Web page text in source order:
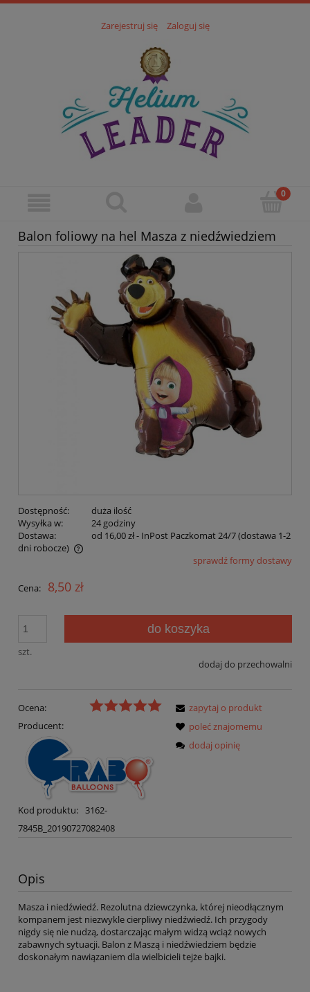
Zarejestruj się Zaloguj się
Balon foliowy na hel Masza z niedźwiedziem
Dostępność:
duża ilość
Wysyłka w:
24 godziny
Dostawa:
od 16,00 zł- InPost Paczkomat 24/7 (dostawa 1-2
dni robocze)
Cena nie zawiera ewentualnych kosztów płatnościsprawdź formy dostawy
Cena: 8,50 zł
szt.
do koszyka
dodaj do przechowalni
Ocena:
Producent:
Kod produktu: 3162-
7845B_20190727082408
zapytaj o produkt
poleć znajomemu
dodaj opinię
Opis
Masza i niedźwiedź. Rezolutna dziewczynka, której nieodłącznym
kompanem jest niezwykle cierpliwy niedźwiedź. Ich przygody
nigdy się nie nudzą, dostarczając małym widzą wciąż nowych
zabawnych sytuacji. Balon z Maszą i niedźwiedziem będzie
doskonałym nawiązaniem dla wielbicieli tejże bajki.